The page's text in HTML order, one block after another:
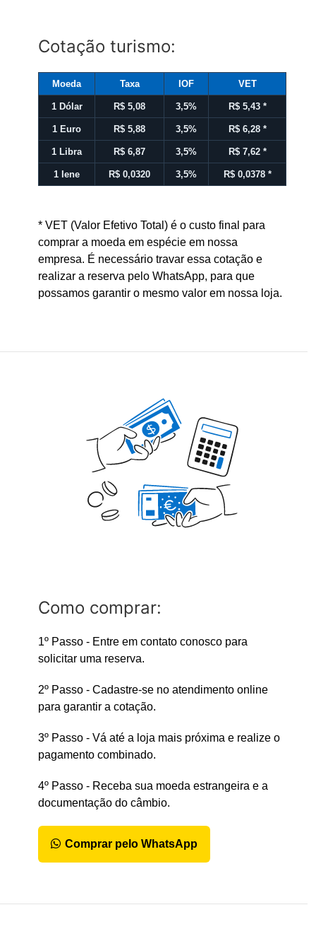
Cotação turismo:
Moeda Taxa IOF VET
1 Dólar R$ 5,08 3,5% R$ 5,43 *
1 Euro R$ 5,88 3,5% R$ 6,28 *
1 Libra R$ 6,87 3,5% R$ 7,62 *
1 Iene R$ 0,0320 3,5% R$ 0,0378 *
* VET (Valor Efetivo Total) é o custo final para
comprar a moeda em espécie em nossa
empresa. É necessário travar essa cotação e
realizar a reserva pelo WhatsApp, para que
possamos garantir o mesmo valor em nossa loja.
Como comprar:
1º Passo - Entre em contato conosco para
solicitar uma reserva.
2º Passo - Cadastre-se no atendimento online
para garantir a cotação.
3º Passo - Vá até a loja mais próxima e realize o
pagamento combinado.
4º Passo - Receba sua moeda estrangeira e a
documentação do câmbio.
Comprar pelo WhatsApp